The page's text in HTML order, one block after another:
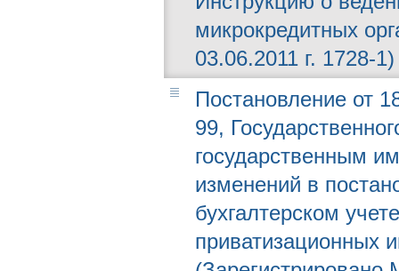
микрокредитных
03.06.2011 г. 1728-1)
Постановление от
99,
государственным
изменений в
бухгалтерском
приватизационных